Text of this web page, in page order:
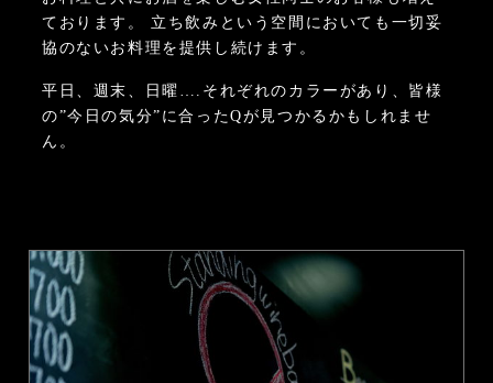
ております。
立ち飲みという空間においても一切妥
協のないお料理を提供し続けます。
平日、週末、日曜….それぞれのカラーがあり、皆様
の”今日の気分”に合ったQが見つかるかもしれませ
ん。